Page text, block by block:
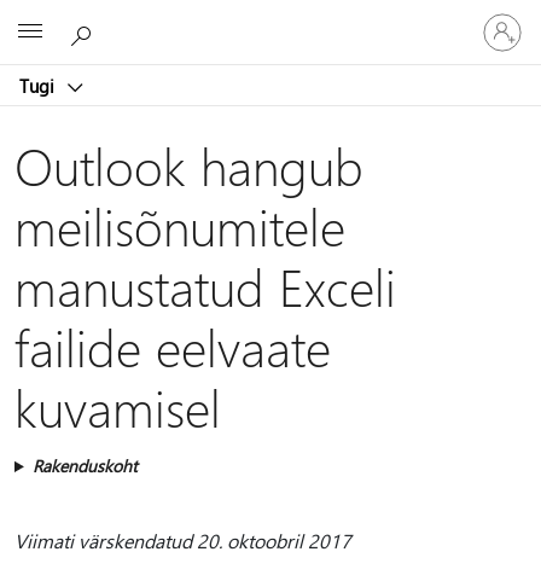
Tugi
Logige
sisse
oma
Outlook hangub
meilisõnumitele
manustatud Exceli
failide eelvaate
kuvamisel
Rakenduskoht
Viimati värskendatud 20. oktoobril 2017